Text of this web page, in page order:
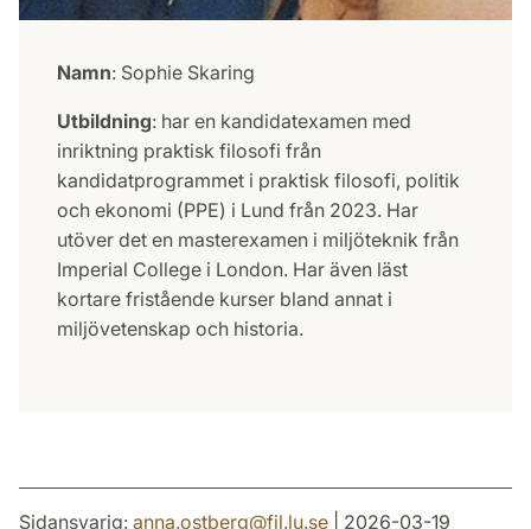
Namn: Sophie Skaring
Utbildning: har en kandidatexamen med
inriktning praktisk filosofi från
kandidatprogrammet i praktisk filosofi, politik
och ekonomi (PPE) i Lund från 2023. Har
utöver det en masterexamen i miljöteknik från
Imperial College i London. Har även läst
kortare fristående kurser bland annat i
miljövetenskap och historia.
Sidansvarig: anna.ostberg@fil.lu.se | 2026-03-19